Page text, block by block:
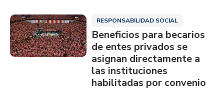
RESPONSABILIDAD SOCIAL
Beneficios para becarios
de entes privados se
asignan directamente a
las instituciones
habilitadas por convenio